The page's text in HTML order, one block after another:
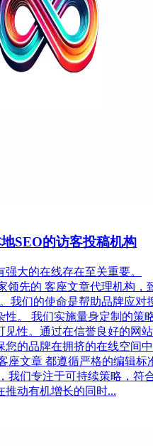
SEO的访客投稿机构
大的在线存在至关重要。
领先的 客座文章代理机构，
我们的使命是帮助品牌应对
性。 我们实施量身定制的策
见性。通过在信誉良好的网
您的品牌在拥挤的在线空间
座文章 都遵循严格的编辑标
我们专注于可持续策略，符
推动有机增长的同时...